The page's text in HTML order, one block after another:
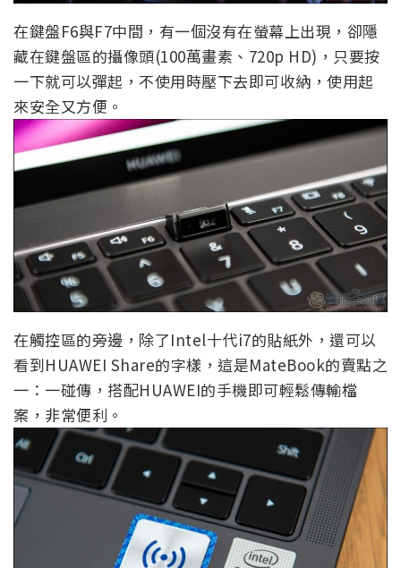
在鍵盤F6與F7中間，有一個沒有在螢幕上出現，卻隱
藏在鍵盤區的攝像頭(100萬畫素、720p HD)，只要按
一下就可以彈起，不使用時壓下去即可收納，使用起
來安全又方便。
在觸控區的旁邊，除了Intel十代i7的貼紙外，還可以
看到HUAWEI Share的字樣，這是MateBook的賣點之
一：一碰傳，搭配HUAWEI的手機即可輕鬆傳輸檔
案，非常便利。